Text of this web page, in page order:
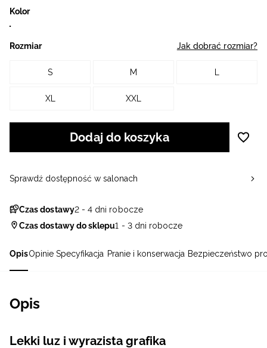
OpisOpinie Specyfikacja Pranie i konserwacja Bezpieczeństwo
Opis
Lekki luz i wyrazista grafika
Kolor
Rozmiar Jak dobrać rozmiar?
S M L
XL XXL
Dodaj do koszyka
Czas dostawy2 - 4 dni robocze
Czas dostawy do sklepu1 - 3 dni robocze
Sprawdź dostępność w salonach